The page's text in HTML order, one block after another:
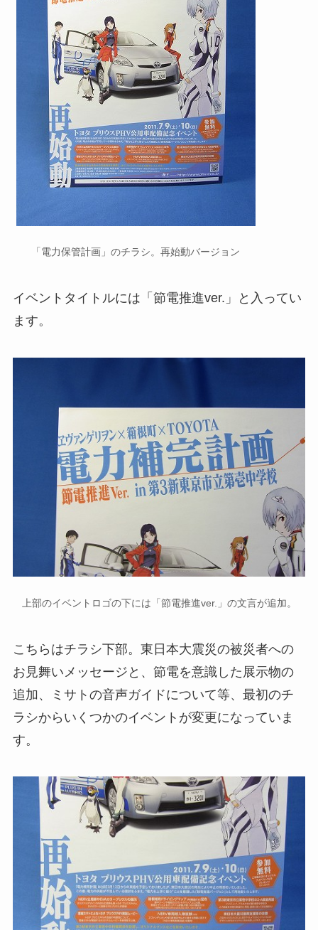
「電力保管計画」のチラシ。再始動バージョン
イベントタイトルには「節電推進ver.」と入ってい
ます。
上部のイベントロゴの下には「節電推進ver.」の文言が追加。
こちらはチラシ下部。東日本大震災の被災者への
お見舞いメッセージと、節電を意識した展示物の
追加、ミサトの音声ガイドについて等、最初のチ
ラシからいくつかのイベントが変更になっていま
す。